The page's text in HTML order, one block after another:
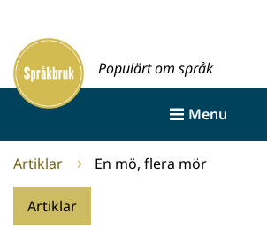
innehållet
Framsida
Populärt om språk
Menu
Artiklar En mö, flera mör
Artiklar